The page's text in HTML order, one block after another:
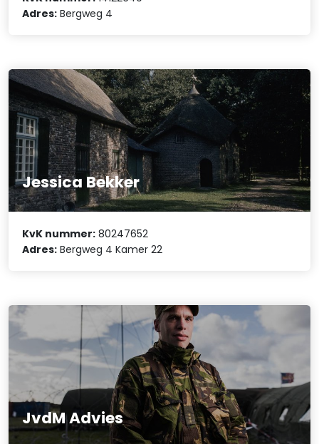
Adres: Bergweg 4
Jessica Bekker
KvK nummer: 80247652
Adres: Bergweg 4 Kamer 22
JvdM Advies